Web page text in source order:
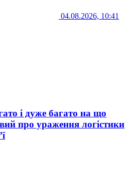
04.08.2026, 10:41
і дуже багато на що
про ураження логістики